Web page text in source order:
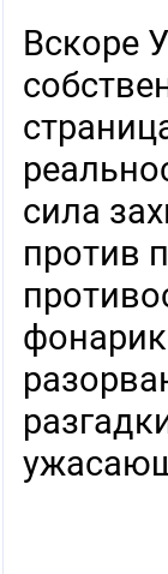
Вскоре
сила
против